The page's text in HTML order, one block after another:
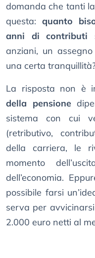
domanda che tanti
questa:quanto
anni di contributi
anziani, un
una certa
La risposta non è
della pensione
sistema con cui
(retributivo,
della carriera, le
momento
dell’economia.
possibile farsi
serva per
2.000 euro netti al